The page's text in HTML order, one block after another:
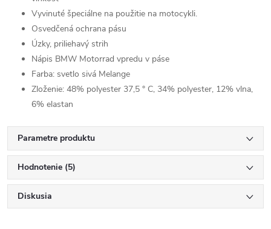
Vyvinuté špeciálne na použitie na motocykli.
Osvedčená ochrana pásu
Úzky, priliehavý strih
Nápis BMW Motorrad vpredu v páse
Farba: svetlo sivá Melange
Zloženie: 48% polyester 37,5 ° C, 34% polyester, 12% vlna,
6% elastan
Parametre produktu
Hodnotenie (5)
Diskusia